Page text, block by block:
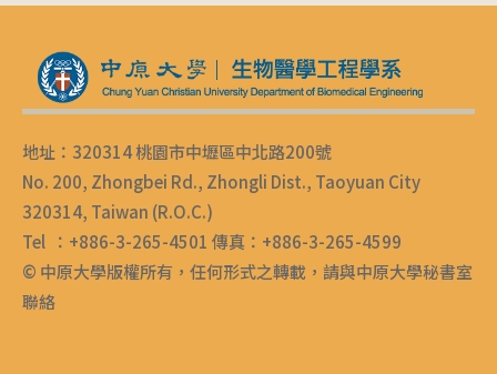
地址：320314 桃園市中壢區中北路200號
No. 200, Zhongbei Rd., Zhongli Dist., Taoyuan City
320314, Taiwan (R.O.C.)
Tel ：+886-3-265-4501 傳真：+886-3-265-4599
© 中原大學版權所有，任何形式之轉載，請與中原大學秘書室
聯絡